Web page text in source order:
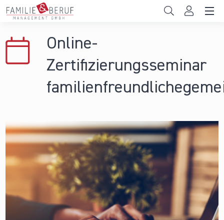
Direkt zum Inhalt
Hochschulen
Das sind wir
News & Events
Online-
Zertifizierungsseminar